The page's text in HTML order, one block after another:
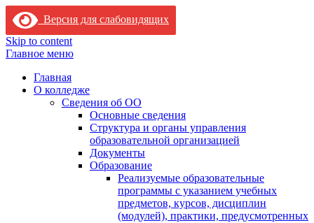
Версия для слабовидящих
Skip to content
Главное меню
Главная
О колледже
Сведения об ОО
Основные сведения
Структура и органы управления
образовательной организацией
Документы
Образование
Реализуемые образовательные
программы с указанием учебных
предметов, курсов, дисциплин
(модулей), практики, предусмотренных